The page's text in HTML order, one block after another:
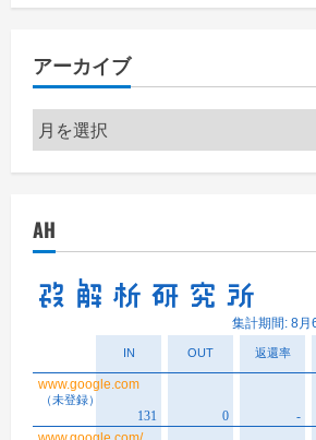
ー
アーカイブ
ア
ー
ブ
AH